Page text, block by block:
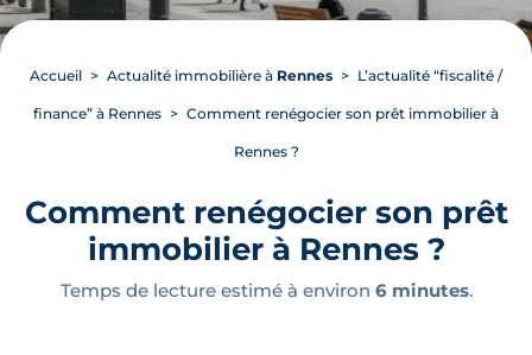
Accueil Actualité immobilière à Rennes L’actualité “fiscalité /
finance” à Rennes Comment renégocier son prêt immobilier à
Rennes ?
Comment renégocier son prêt
immobilier à Rennes ?
Temps de lecture estimé à environ 6 minutes.